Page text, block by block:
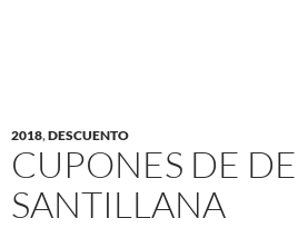
2018,DESCUENTO
CUPONES DE
SANTILLANA